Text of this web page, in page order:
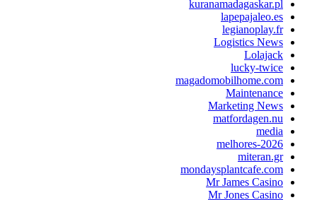
kuranamadagaskar.pl
lapepajaleo.es
legianoplay.fr
Logistics News
Lolajack
lucky-twice
magadomobilhome.com
Maintenance
Marketing News
matfordagen.nu
media
melhores-2026
miteran.gr
mondaysplantcafe.com
Mr James Casino
Mr Jones Casino